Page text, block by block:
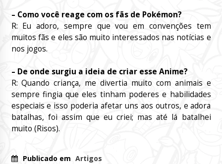
– Como você reage com os fãsde Pokémon?
R: Eu adoro, sempre que vou em convenções tem
muitos fãs e eles são muito interessados nas notícias e
nos jogos.
– De onde surgiu a ideia de criar esse Anime?
R: Quando criança, me divertia muito com animais e
sempre fingia que eles tinham poderes e habilidades
especiais e isso poderia afetar uns aos outros, e adora
batalhas, foi assim que eu criei; mas até lá batalhei
muito (Risos).
Publicado em Artigos